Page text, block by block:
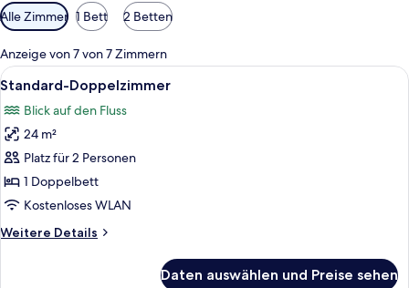
Verfügbare
Filter
für
Zimmer
Alle Zimmer 1 Bett 2 Betten
Anzeige von 7 von 7 Zimmern
Alle
Fotos
für
Standard-
Doppelzimmer
anzeigen
Ein Hotelzimmer mit Bett,
9
Standard-Doppelzimmer
Blick auf den Fluss
24 m²
Platz für 2 Personen
1 Doppelbett
Kostenloses WLAN
Weitere Details
Weitere
Daten auswählen und Preise sehen